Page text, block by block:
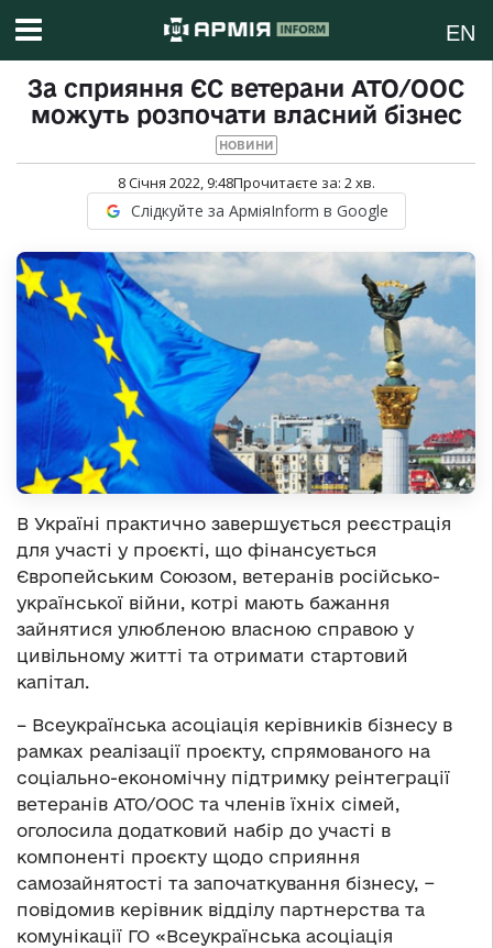
EN
За сприяння ЄС ветерани АТО/ООС
можуть розпочати власний бізнес
НОВИНИ
8 Січня 2022, 9:48Прочитаєте за: 2хв.
Слідкуйте за АрміяInform в Google
В Україні практично завершується реєстрація
для участі у проєкті, що фінансується
Європейським Союзом, ветеранів російсько-
української війни, котрі мають бажання
зайнятися улюбленою власною справою у
цивільному житті та отримати стартовий
капітал.
– Всеукраїнська асоціація керівників бізнесу в
рамках реалізації проєкту, спрямованого на
соціально-економічну підтримку реінтеграції
ветеранів АТО/ООС та членів їхніх сімей,
оголосила додатковий набір до участі в
компоненті проєкту щодо сприяння
самозайнятості та започаткування бізнесу, −
повідомив керівник відділу партнерства та
комунікації ГО «Всеукраїнська асоціація